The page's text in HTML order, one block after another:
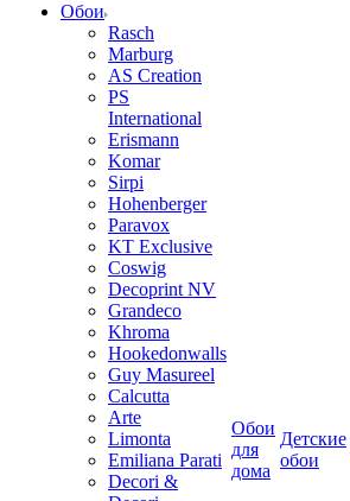
Обои
Rasch
Marburg
AS Creation
PS
International
Erismann
Komar
Sirpi
Hohenberger
Paravox
KT Exclusive
Coswig
Decoprint NV
Grandeco
Khroma
Hookedonwalls
Guy Masureel
Calcutta
Arte
Limonta
Emiliana Parati
Decori &
Обои
для
дома
Детские
обои